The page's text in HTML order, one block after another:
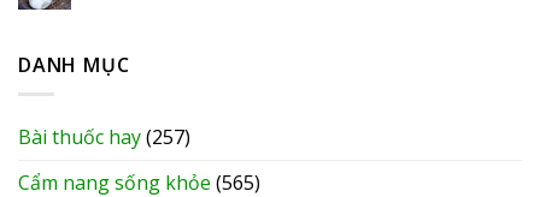
DANH MỤC
Bài thuốc hay(257)
Cẩm nang sống khỏe (565)